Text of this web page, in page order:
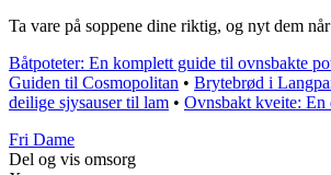
Ta vare på soppene dine riktig, og nyt dem
Båtpoteter: En komplett guide til ovnsbakte
Guiden til Cosmopolitan • Brytebrød i
deilige sjysauser til lam • Ovnsbakt kveite: En
Fri Dame
Del og vis omsorg